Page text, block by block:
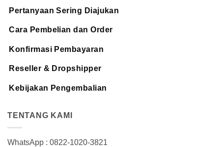
Pertanyaan Sering Diajukan
Cara Pembelian dan Order
Konfirmasi Pembayaran
Reseller & Dropshipper
Kebijakan Pengembalian
TENTANG KAMI
WhatsApp : 0822-1020-3821